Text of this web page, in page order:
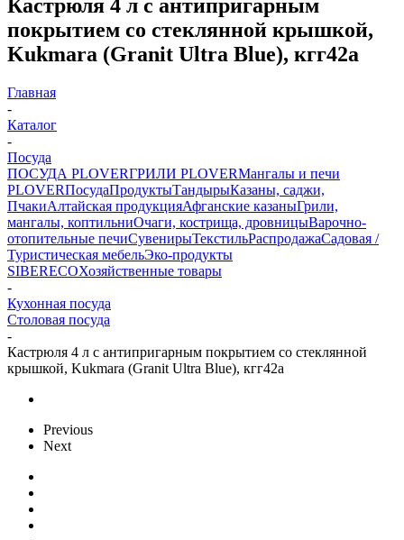
Кастрюля 4 л с антипригарным
покрытием со стеклянной крышкой,
Kukmara (Granit Ultra Blue), кгг42а
Главная
-
Каталог
-
Посуда
ПОСУДА PLOVERГРИЛИ PLOVERМангалы и печи
PLOVERПосудаПродуктыТандырыКазаны, саджи,
ПчакиАлтайская продукцияАфганские казаныГрили,
мангалы, коптильниОчаги, кострища, дровницыВарочно-
отопительные печиСувенирыТекстильРаспродажаСадовая /
Туристическая мебельЭко-продукты
SIBERECOХозяйственные товары
-
Кухонная посуда
Столовая посуда
-
Кастрюля 4 л с антипригарным покрытием со стеклянной
крышкой, Kukmara (Granit Ultra Blue), кгг42а
Previous
Next